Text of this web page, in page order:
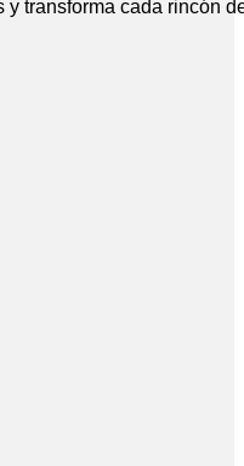
y transforma cada rincón